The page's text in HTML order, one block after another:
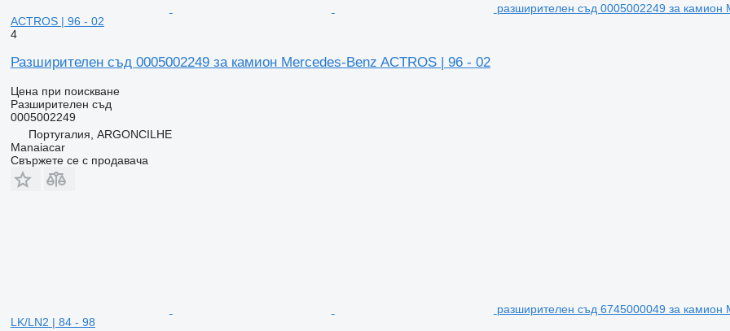
разширителен съд 0005002249 за камион
ACTROS | 96 - 02
4
Разширителен съд 0005002249 за камион Mercedes-Benz ACTROS | 96 - 02
Цена при поискване
Разширителен съд
0005002249
Португалия, ARGONCILHE
Manaiacar
Свържете се с продавача
разширителен съд 6745000049 за камион
LK/LN2 | 84 - 98